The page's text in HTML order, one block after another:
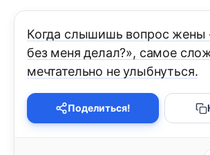
Когда слышишь вопрос жены
без меня делал?», самое
мечтательно не улыбнуться.
Поделиться!